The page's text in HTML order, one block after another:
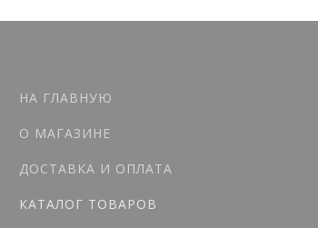
НА ГЛАВНУЮ
О МАГАЗИНЕ
ДОСТАВКА И ОПЛАТА
КАТАЛОГ ТОВАРОВ